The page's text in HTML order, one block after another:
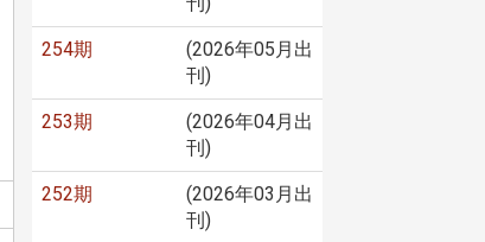
254期
(2026年05月出
刊)
253期
(2026年04月出
刊)
252期
(2026年03月出
刊)